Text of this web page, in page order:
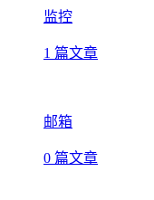
监控
1 篇文章
邮箱
0 篇文章